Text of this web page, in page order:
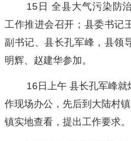
15日 全县大气污染防
工作推进会召开 ； 县委书记
副书记、县长孔军峰，县领
明辉、赵建华参加。
16日上午 县长孔军峰就
作现场办公，先后到大陆村
镇实地查看，提出工作要求。